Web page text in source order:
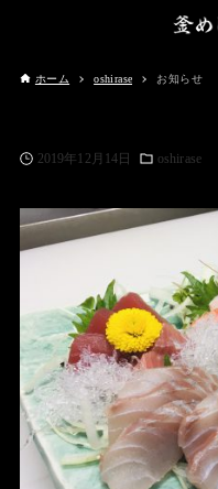
ホーム oshirase お知らせ
2019年12月14日 oshirase